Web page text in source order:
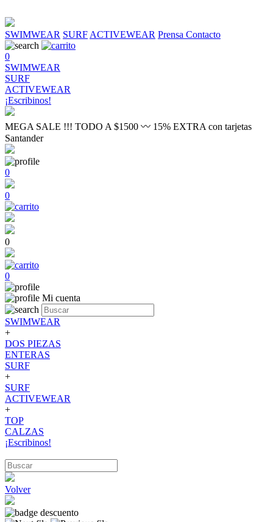
SWIMWEAR SURF ACTIVEWEAR Prensa Contacto
0
SWIMWEAR
SURF
ACTIVEWEAR
¡Escribinos!
MEGA SALE !!! TODO A $1500 〰 15% EXTRA con tarjetas
Santander
0
0
0
0
Mi cuenta
SWIMWEAR
+
DOS PIEZAS
ENTERAS
SURF
+
SURF
ACTIVEWEAR
+
TOP
CALZAS
¡Escribinos!
Volver